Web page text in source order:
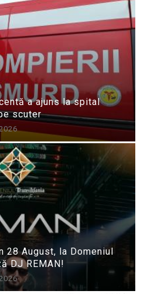
a ajuns la spital
scuter
28 August, la Domeniul
DJ REMAN!